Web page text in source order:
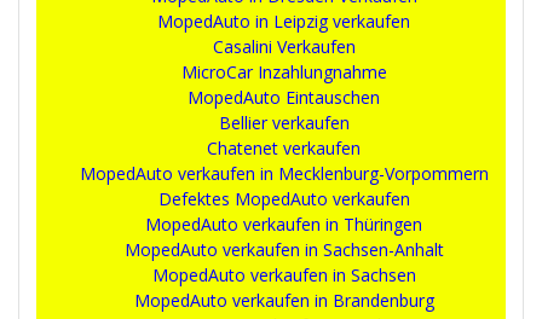
MopedAuto in Leipzig verkaufen
Casalini Verkaufen
MicroCar Inzahlungnahme
MopedAuto Eintauschen
Bellier verkaufen
Chatenet verkaufen
MopedAuto verkaufen in Mecklenburg-Vorpommern
Defektes MopedAuto verkaufen
MopedAuto verkaufen in Thüringen
MopedAuto verkaufen in Sachsen-Anhalt
MopedAuto verkaufen in Sachsen
MopedAuto verkaufen in Brandenburg